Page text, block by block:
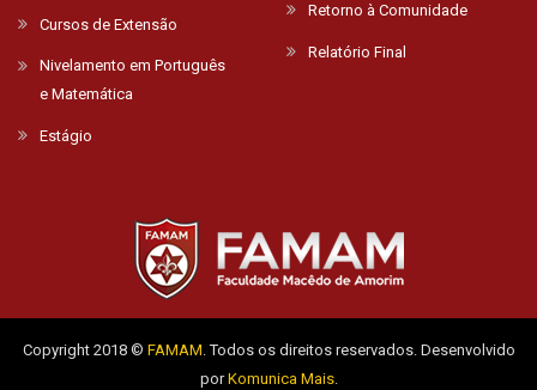
Cursos de Extensão
Nivelamento em Português
e Matemática
Estágio
Retorno à Comunidade
Relatório Final
Copyright 2018 © FAMAM. Todos os direitos reservados. Desenvolvido
porKomunica Mais.